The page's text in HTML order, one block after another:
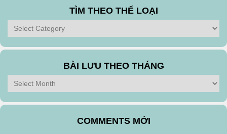
TÌM THEO THỂ LOẠI
Tìm
theo
Thể
BÀI LƯU THEO THÁNG
Bài
Lưu
Theo
COMMENTS MỚI